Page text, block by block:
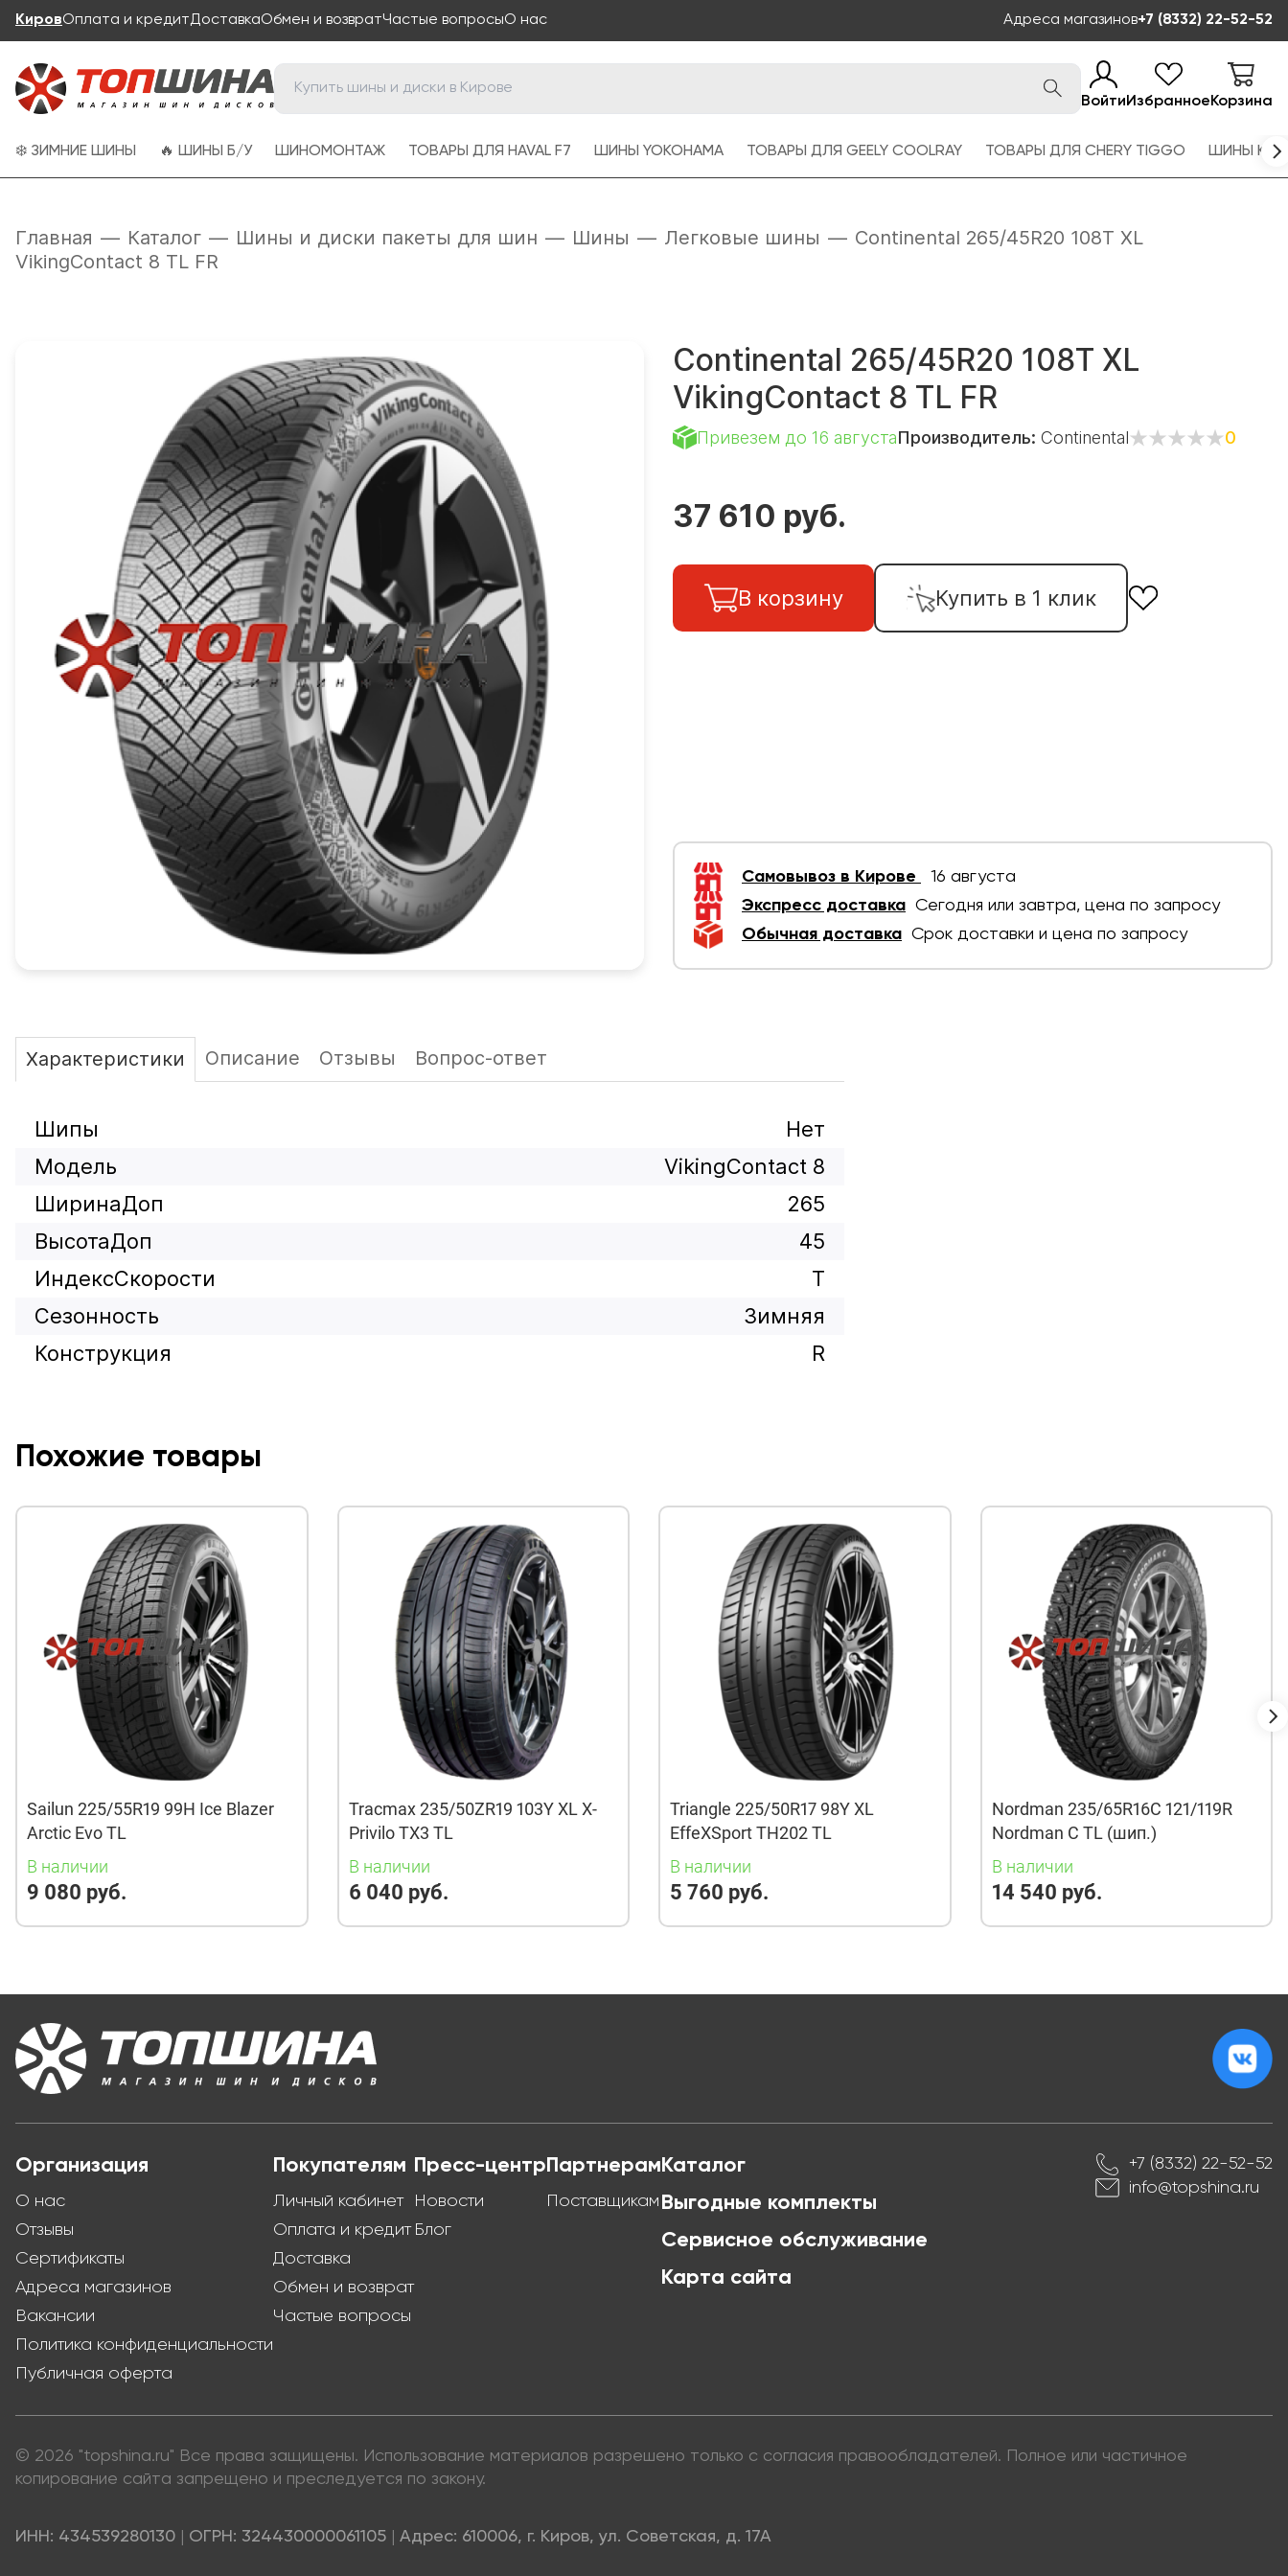
КировОплата и кредитДоставкаОбмен и возвратЧастые вопросыО нас Адреса магазинов+7 (8332) 22-52-52
ВойтиИзбранноеКорзина
❄️ ЗИМНИЕ ШИНЫ 🔥 ШИНЫ Б/У ШИНОМОНТАЖ ТОВАРЫ ДЛЯ HAVAL F7 ШИНЫ YOKOHAMA ТОВАРЫ ДЛЯ GEELY COOLRAY ТОВАРЫ ДЛЯ CHERY TIGGO ШИНЫ
Главная — Каталог — Шины и диски пакеты для шин — Шины — Легковые шины — Continental 265/45R20 108T XL
VikingContact 8 TL FR
Continental 265/45R20 108T XL
VikingContact 8 TL FR
Привезем до 16 августаПроизводитель: Continental 0
37 610 руб.
В корзину Купить в 1 клик
Самовывоз в Кирове
16 августа
Экспресс доставка Сегодня или завтра, цена по запросу
Обычная доставка Срок доставки и цена по запросу
Характеристики Описание Отзывы Вопрос-ответ
Шипы
Нет
Модель
VikingContact 8
ШиринаДоп
265
ВысотаДоп
45
ИндексСкорости
T
Сезонность
Зимняя
Конструкция
R
Похожие товары
Sailun 225/55R19 99H Ice Blazer
Arctic Evo TL
В наличии
9 080 руб.
Tracmax 235/50ZR19 103Y XL X-
Privilo TX3 TL
В наличии
6 040 руб.
Triangle 225/50R17 98Y XL
EffeXSport TH202 TL
В наличии
5 760 руб.
Nordman 235/65R16C 121/119R
Nordman C TL (шип.)
В наличии
14 540 руб.
Организация
О нас
Отзывы
Сертификаты
Адреса магазинов
Вакансии
Политика конфиденциальности
Публичная оферта
Покупателям
Личный кабинет
Оплата и кредит
Доставка
Обмен и возврат
Частые вопросы
Пресс-центр
Новости
Блог
Партнерам
Поставщикам
Каталог
Выгодные комплекты
Сервисное обслуживание
Карта сайта
+7 (8332) 22-52-52
info@topshina.ru
© 2026 "topshina.ru" Все права защищены. Использование материалов разрешено только с согласия правообладателей. Полное или частичное
копирование сайта запрещено и преследуется по закону.
ИНН: 434539280130 ОГРН: 324430000061105 Адрес: 610006, г. Киров, ул. Советская, д. 17А